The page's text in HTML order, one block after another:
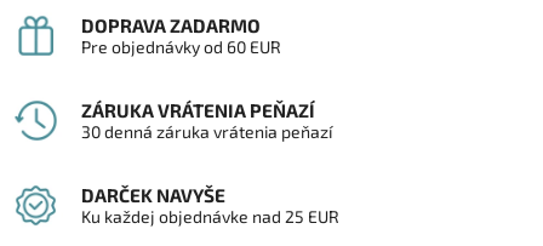
DOPRAVA ZADARMO
Pre objednávky od 60 EUR
ZÁRUKA VRÁTENIA PEŇAZÍ
30 denná záruka vrátenia peňazí
DARČEK NAVYŠE
Ku každej objednávke nad 25 EUR